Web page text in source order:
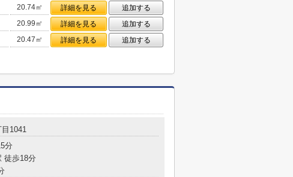
20.74㎡ 詳細を見る
追加する
20.99㎡ 詳細を見る
追加する
20.47㎡ 詳細を見る 追加する
目1041
分
徒歩18分